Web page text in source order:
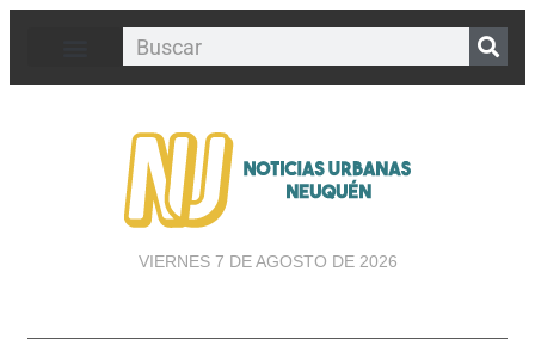
VIERNES 7 DE AGOSTO DE 2026